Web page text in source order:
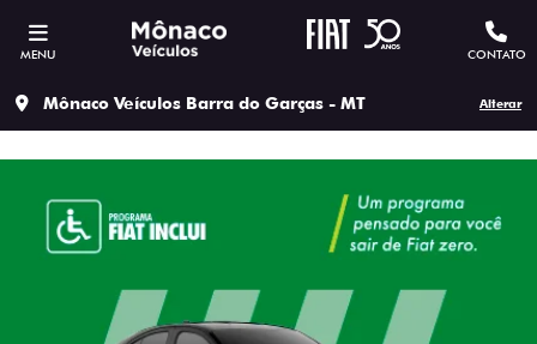
MENU CONTATO
Mônaco Veículos Barra do Garças - MT Alterar